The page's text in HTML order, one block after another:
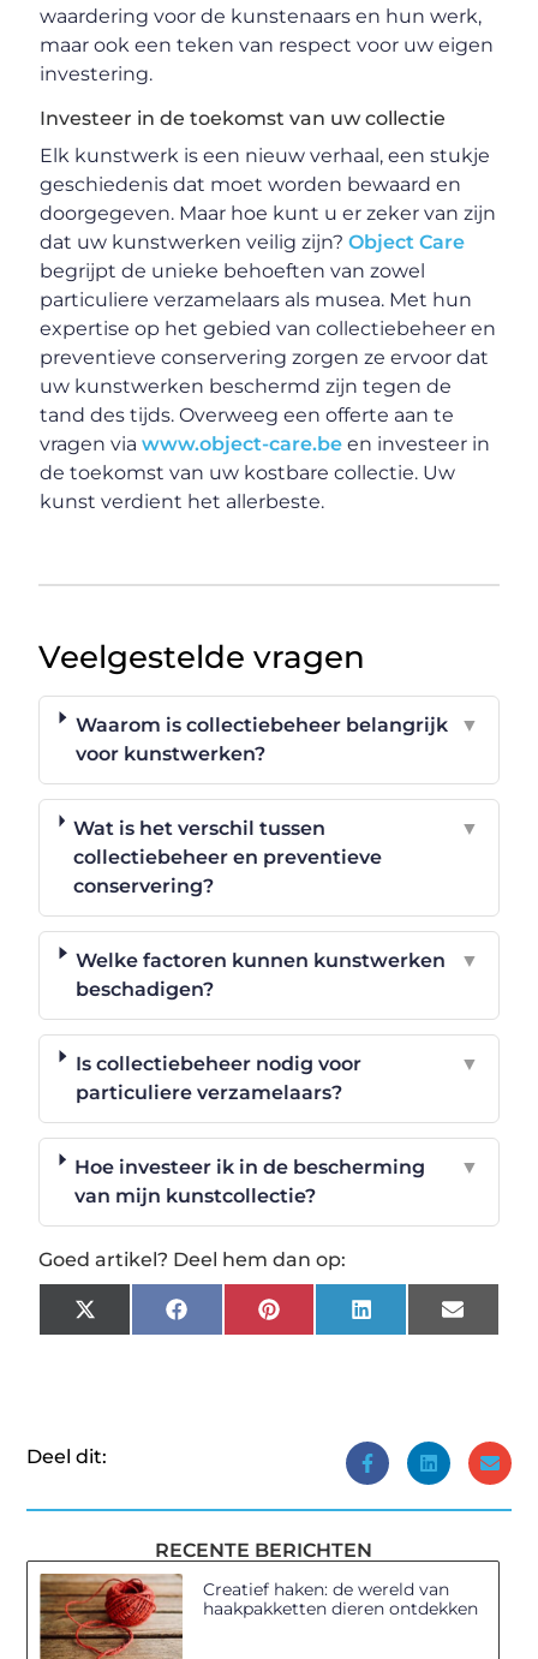
waardering voor de kunstenaars en hun werk,
maar ook een teken van respect voor uw eigen
investering.
Investeer in de toekomst van uw collectie
Elk kunstwerk is een nieuw verhaal, een stukje
geschiedenis dat moet worden bewaard en
doorgegeven. Maar hoe kunt u er zeker van zijn
dat uw kunstwerken veilig zijn?Object Care
begrijpt de unieke behoeften van zowel
particuliere verzamelaars als musea. Met hun
expertise op het gebied van collectiebeheer en
preventieve conservering zorgen ze ervoor dat
uw kunstwerken beschermd zijn tegen de
tand des tijds. Overweeg een offerte aan te
vragen viawww.object-care.be en investeer in
de toekomst van uw kostbare collectie. Uw
kunst verdient het allerbeste.
Veelgestelde vragen
Waarom is collectiebeheer belangrijk
voor kunstwerken?
▼
Wat is het verschil tussen
collectiebeheer en preventieve
conservering?
▼
Welke factoren kunnen kunstwerken
beschadigen?
▼
Is collectiebeheer nodig voor
particuliere verzamelaars?
▼
Hoe investeer ik in de bescherming
van mijn kunstcollectie?
▼
Goed artikel? Deel hem dan op:
X
(Twitter)
FacebookPinterestLinkedInEmail
Deel dit:
RECENTE BERICHTEN
Creatief haken: de wereld van
haakpakketten dieren ontdekken